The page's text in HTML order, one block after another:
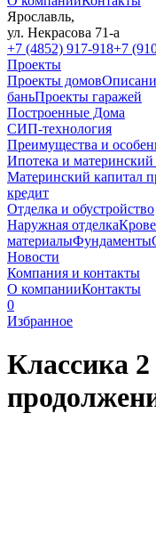
Ярославль,
ул. Некрасова 71-а
+7 (4852) 917-918+7
Проекты
Проекты домов
баньПроекты гаражей
Построенные Дома
СИП-технология
Преимущества и
Ипотека и материнский
Материнский капитал
кредит
Отделка и обустройство
Наружная отделка
материалыФундаменты
Новости
Компания и контакты
О компанииКонтакты
0
Избранное
Классика